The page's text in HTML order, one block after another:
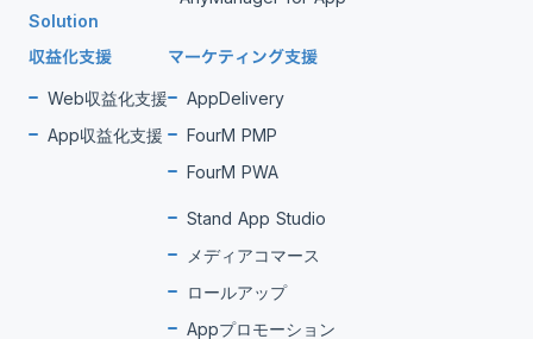
Solution
収益化支援
Web収益化支援
App収益化支援
マーケティング支援
AppDelivery
FourM PMP
FourM PWA
Stand App Studio
メディアコマース
ロールアップ
Appプロモーション